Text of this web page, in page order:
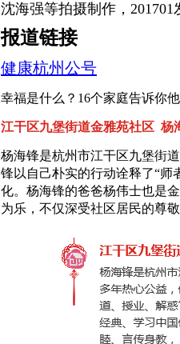
沈海强等拍摄制作，201701
报道链接
健康杭州公号
幸福是什么？16个家庭告诉你
江干区九堡街道金雅苑社区 杨
杨海锋是杭州市江干区九堡街
锋以自己朴实的行动诠释了“师
化。杨海锋的爸爸杨伟士也是
为乐，不仅深受社区居民的尊